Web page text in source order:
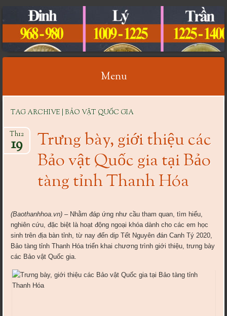
CỔ VẬT VIỆT NAM
Menu
content
TAG ARCHIVE | BẢO VẬT QUỐC GIA
Trưng bày, giới thiệu các
Bảo vật Quốc gia tại Bảo
tàng tỉnh Thanh Hóa
Th12
19
(Baothanhhoa.vn) – Nhằm đáp ứng như cầu tham quan, tìm hiểu,
nghiên cứu, đặc biệt là hoạt động ngoại khóa dành cho các em học
sinh trên địa bàn tỉnh, từ nay đến dịp Tết Nguyên đán Canh Tý 2020,
Bảo tàng tỉnh Thanh Hóa triển khai chương trình giới thiệu, trưng bày
các Bảo vật Quốc gia.